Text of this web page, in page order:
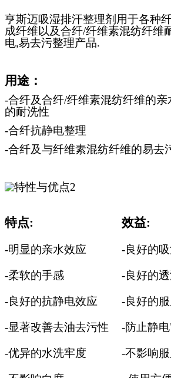
亨斯迈吸湿排汗整理剂用于各种
成纤维以及合纤/纤维素混纺纤维
电,易去污整理产品.
用途：
-合纤及合纤/纤维素混纺纤维的亲
的耐洗性
-合纤抗静电整理
-合纤及与纤维素混纺纤维的易去
特点:
-明显的亲水效应
-柔软的手感
-良好的抗静电效应
-显著改善去油去污性
-优异的水洗牢度
效益:
-良好的
-良好的
-良好的
-防止静
-不影响